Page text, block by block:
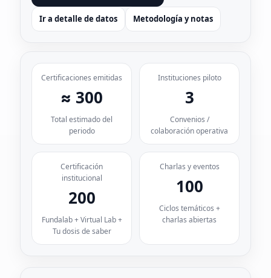
Ir a detalle de datos Metodología y notas
Certificaciones emitidas
≈ 300
Total estimado del
periodo
Instituciones piloto
3
Convenios /
colaboración operativa
Certificación
institucional
200
Fundalab + Virtual Lab +
Tu dosis de saber
Charlas y eventos
100
Ciclos temáticos +
charlas abiertas